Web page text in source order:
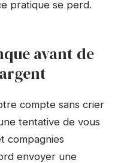
pratique se perd.
avant de
compte sans crier
tentative de vous
compagnies
envoyer une